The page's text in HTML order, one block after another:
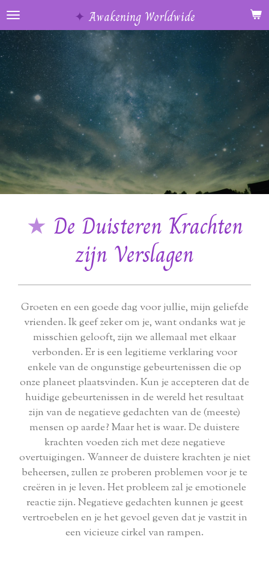
Ga
direct
naar
de
hoofdinhoud
✦ Awakening Worldwide
★ De Duisteren Krachten
zijn Verslagen
Groeten en een goede dag voor jullie, mijn geliefde
vrienden. Ik geef zeker om je, want ondanks wat je
misschien gelooft, zijn we allemaal met elkaar
verbonden. Er is een legitieme verklaring voor
enkele van de ongunstige gebeurtenissen die op
onze planeet plaatsvinden. Kun je accepteren dat de
huidige gebeurtenissen in de wereld het resultaat
zijn van de negatieve gedachten van de (meeste)
mensen op aarde? Maar het is waar. De duistere
krachten voeden zich met deze negatieve
overtuigingen. Wanneer de duistere krachten je niet
beheersen, zullen ze proberen problemen voor je te
creëren in je leven. Het probleem zal je emotionele
reactie zijn. Negatieve gedachten kunnen je geest
vertroebelen en je het gevoel geven dat je vastzit in
een vicieuze cirkel van rampen.